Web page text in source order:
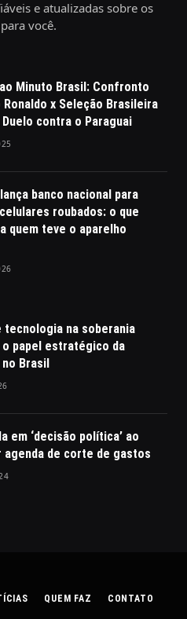
e atualizadas sobre os
você.
Minuto Brasil: Confronto
x Seleção Brasileira
contra o Paraguai
banco nacional para
roubados: o que
quem teve o aparelho
tecnologia na soberania
o papel estratégico da
Brasil
em ‘decisão política’ ao
agenda de corte de gastos
QUEM FAZ CONTATO